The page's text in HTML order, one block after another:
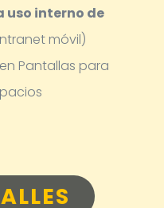
uso interno de
móvil)
en Pantallas para